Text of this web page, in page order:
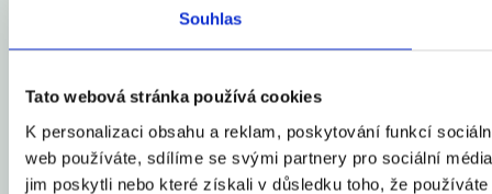
Souhlas
Tato webová stránka používá cookies
K personalizaci obsahu a reklam, poskytování funkcí
web používáte, sdílíme se svými partnery pro sociální
jim poskytli nebo které získali v důsledku toho, že